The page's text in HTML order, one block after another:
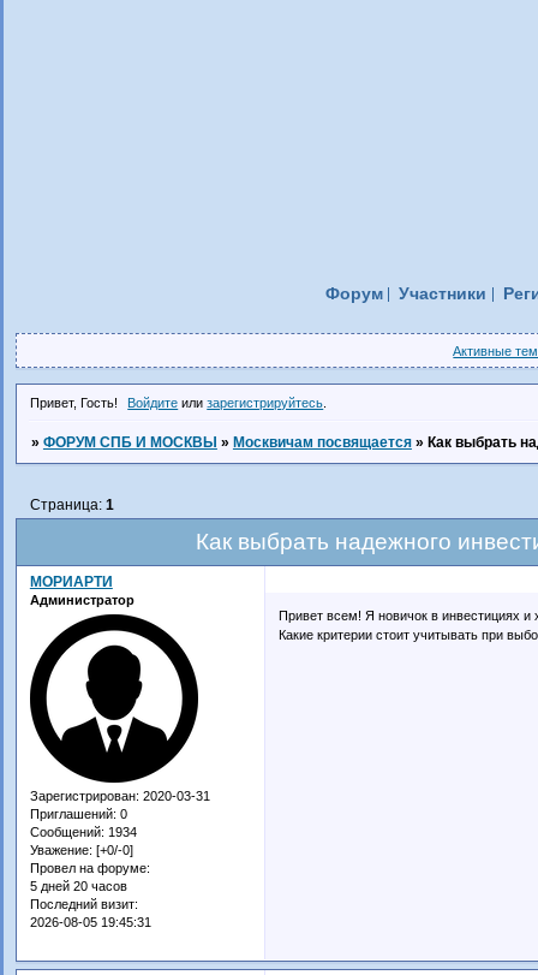
Форум Участники
Активные
Привет, Гость! Войдите илизарегистрируйтесь
» ФОРУМ СПБ И МОСКВЫ » Москвичам посвящается » Как выбрать
Как выбрать надежного
Страница: 1
МОРИАРТИ
Администратор
Зарегистрирован: 2020-03-31
Приглашений: 0
Сообщений: 1934
Уважение: [+0/-0]
Провел на форуме:
5 дней 20 часов
Последний визит:
2026-08-05 19:45:31
Привет всем! Я новичок в инвестициях
Какие критерии стоит учитывать при